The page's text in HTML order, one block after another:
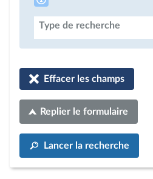
Type de recherche
Effacer les champs
Replier le formulaire
Lancer la recherche